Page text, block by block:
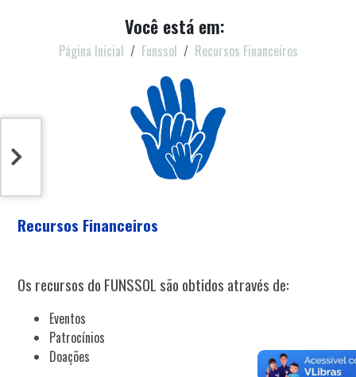
Você está em:
Página Inicial Funssol Recursos Financeiros
Recursos Financeiros
Os recursos do FUNSSOL são obtidos através de:
Eventos
Patrocínios
Doações